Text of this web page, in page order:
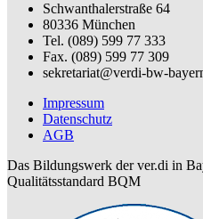
Schwanthalerstraße 64
80336 München
Tel. (089) 599 77 333
Fax. (089) 599 77 309
sekretariat@verdi-bw-
Impressum
Datenschutz
AGB
Das Bildungswerk der ver.di in
Qualitätsstandard BQM